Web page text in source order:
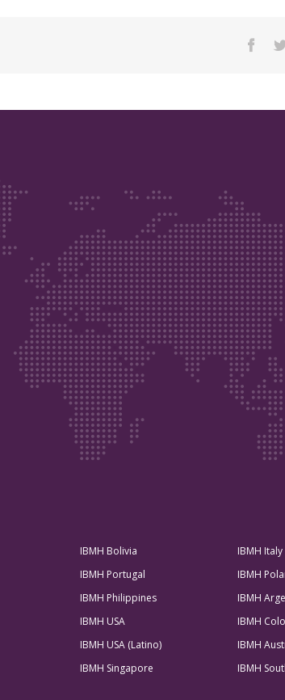
IBMH Bolivia IBMH Italy
IBMH Portugal IBMH
IBMH Philippines IBMH
IBMH USA IBMH
IBMH USA (Latino) IBMH
IBMH Singapore IBMH